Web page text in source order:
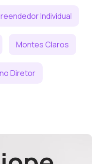
Individual
Montes Claros
Diretor